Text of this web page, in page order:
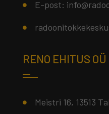
E-post:
RENO EHITUS OÜ
Meistri 16, 13513